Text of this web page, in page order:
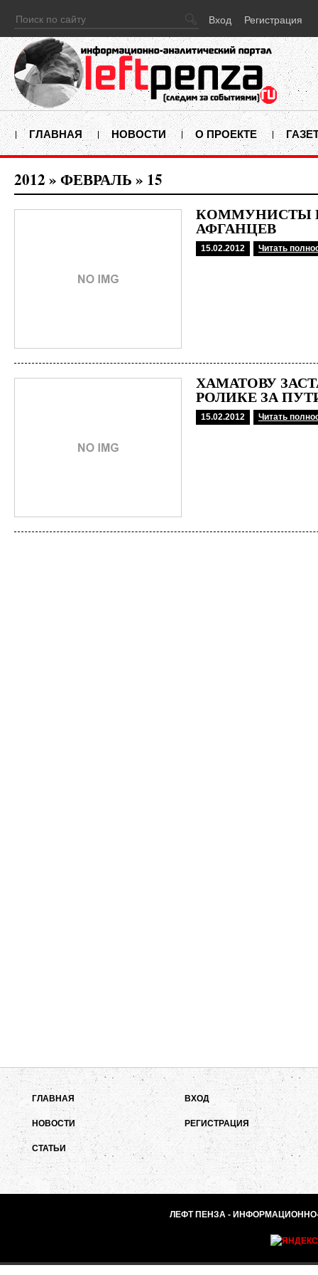
Вход Регистрация
ГЛАВНАЯ НОВОСТИ О ПРОЕКТЕ
2012 » ФЕВРАЛЬ » 15
КОММУНИСТЫ
АФГАНЦЕВ
15.02.2012 Читать
ХАМАТОВУ
РОЛИКЕ ЗА
15.02.2012 Читать
ГЛАВНАЯ
НОВОСТИ
СТАТЬИ
ВХОД
РЕГИСТРАЦИЯ
ЛЕФТ ПЕНЗА - ИНФОРМАЦИОННО-